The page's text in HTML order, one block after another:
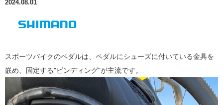
2024.08.01
スポーツバイクのペダルは、ペダルにシューズに付いている金具を
嵌め、固定する"ビンディング"が主流です。